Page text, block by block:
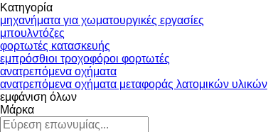
Κατηγορία
μηχανήματα για χωματουργικές εργασίες
μπουλντόζες
φορτωτές κατασκευής
εμπρόσθιοι τροχοφόροι φορτωτές
ανατρεπόμενα οχήματα
ανατρεπόμενα οχήματα μεταφοράς λατομικών υλικών
εμφάνιση όλων
Μάρκα